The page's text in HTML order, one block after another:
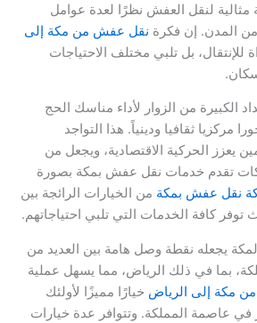
مثالية لنقل العفش نظرًا لعدة عوامل
من المدن. إن فكرة نقل عفش من مكة إلى
للإنتقال، بل تلبي مختلف الاحتياجات
الكبيرة من الزوار لأداء مناسك الحج
مركزيا ثقافيا ودينياً. هذا التواجد
يعزز الحركية الاقتصادية، ويجعل من
تقدم خدمات نقل عفش بمكة بصورة
نقل عفش بمكة من الخيارات الرائجة بين
توفر كافة الخدمات التي تلبي احتياجاتهم.
لمكة يجعله نقطة وصل هامة بين العديد من
بما في ذلك الرياض، مما يسهل عملية
مكة إلى الرياض خيارًا مميزًا لأولئك
في عاصمة المملكة. وتتوافر عدة خيارات